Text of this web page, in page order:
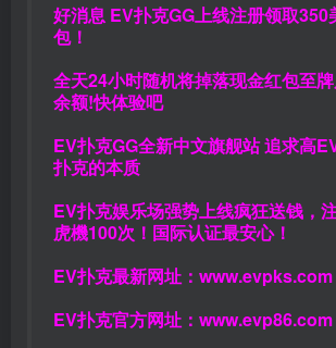
好消息 EV扑克GG上线注册领取350
包！
全天24小时随机将掉落现金红包至
余额!快体验吧
EV扑克GG全新中文旗舰站追求高
扑克的本质
EV扑克娱乐场强势上线疯狂送钱，
虎機100次！国际认证最安心！
EV扑克最新网址： www.evpks.com
EV扑克官方网址： www.evp86.com